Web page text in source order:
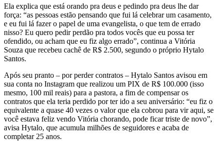
Ela explica que está orando pra deus e pedindo pra deus lhe dar
força: “as pessoas estão pensando que fui lá celebrar um casamento,
e eu fui lá fazer o papel de uma evangelista, o que tem de errado
nisso? Eu quero pedir perdão pra todos vocês que eu possa ter
ofendido, ou acham que eu fiz algo errado”, continua a Vitória
Souza que recebeu cachê de R$ 2.500, segundo o próprio Hytalo
Santos.
Após seu pranto – por perder contratos – Hytalo Santos avisou em
sua conta no Instagram que realizou um PIX de R$ 100.000 (isso
mesmo, 100 mil reais) para a pastora, a fim de compensar os
contratos que ela teria perdido por ter ido a seu aniversário: “eu fiz o
equivalente a quase 40 vezes o valor que ela cobrou para vir aqui, se
você estava feliz vendo Vitória chorando, pode ficar triste de novo”,
avisa Hytalo, que acumula milhões de seguidores e acaba de
completar 25 anos.